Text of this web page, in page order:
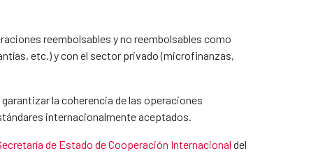
reembolsables y no reembolsables como
etc.) y con el sector privado (microfinanzas,
la coherencia de las operaciones
internacionalmente aceptados.
de Estado de Cooperación Internacional del